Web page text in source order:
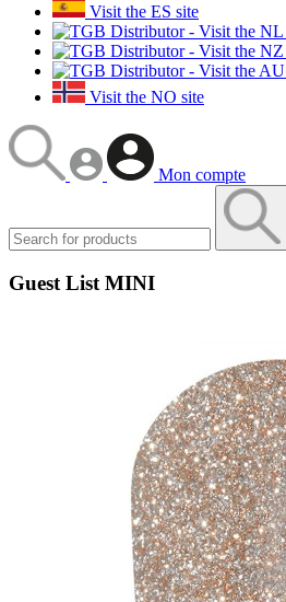
Visit the ES site
Visit the NO site
Mon compte
Guest List MINI